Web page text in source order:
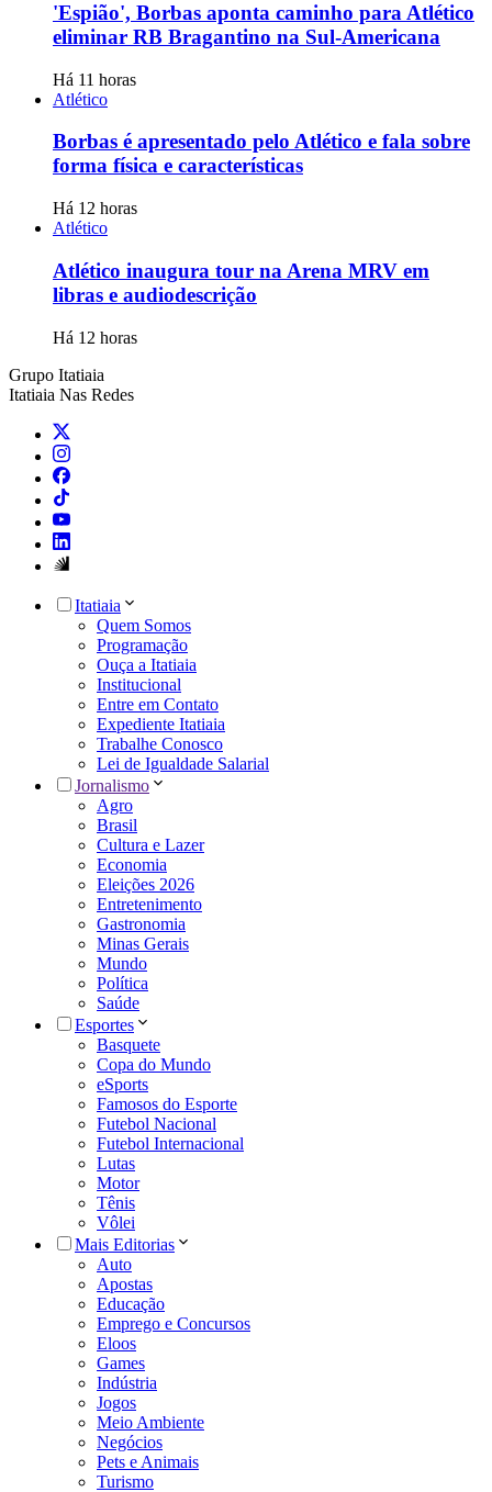
'Espião', Borbas aponta caminho para Atlético
eliminar RB Bragantino na Sul-Americana
Há 11 horas
Atlético
Borbas é apresentado pelo Atlético e fala sobre
forma física e características
Há 12 horas
Atlético
Atlético inaugura tour na Arena MRV em
libras e audiodescrição
Há 12 horas
Grupo Itatiaia
Itatiaia Nas Redes
Itatiaia
Quem Somos
Programação
Ouça a Itatiaia
Institucional
Entre em Contato
Expediente Itatiaia
Trabalhe Conosco
Lei de Igualdade Salarial
Jornalismo
Agro
Brasil
Cultura e Lazer
Economia
Eleições 2026
Entretenimento
Gastronomia
Minas Gerais
Mundo
Política
Saúde
Esportes
Basquete
Copa do Mundo
eSports
Famosos do Esporte
Futebol Nacional
Futebol Internacional
Lutas
Motor
Tênis
Vôlei
Mais Editorias
Auto
Apostas
Educação
Emprego e Concursos
Eloos
Games
Indústria
Jogos
Meio Ambiente
Negócios
Pets e Animais
Turismo